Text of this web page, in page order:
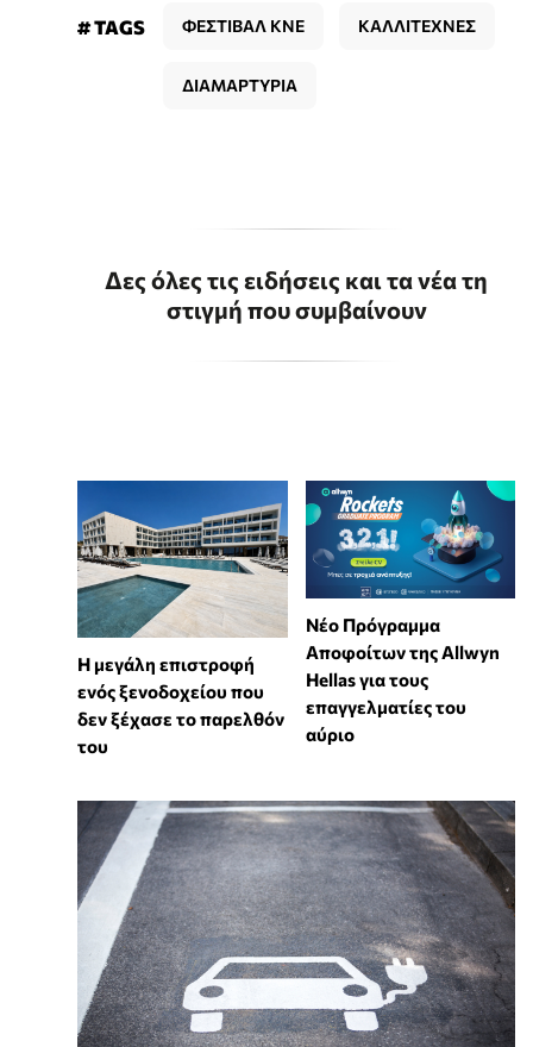
# TAGS ΦΕΣΤΙΒΑΛ ΚΝΕ ΚΑΛΛΙΤΕΧΝΕΣ
ΔΙΑΜΑΡΤΥΡΙΑ
Δες όλες τις ειδήσεις και τα νέα τη
στιγμή που συμβαίνουν
Η μεγάλη επιστροφή
ενός ξενοδοχείου που
δεν ξέχασε το παρελθόν
του
Νέο Πρόγραμμα
Αποφοίτων της Allwyn
Hellas για τους
επαγγελματίες του
αύριο